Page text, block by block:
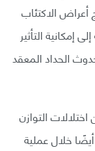
أعراض الاكتئاب
إمكانية التأثير
الحداد المعقد
التوازن
خلال عملية